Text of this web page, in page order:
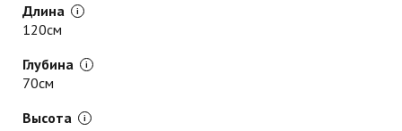
Длина
120см
Глубина
70см
Высота